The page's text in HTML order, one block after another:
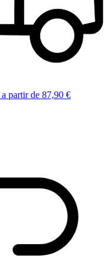
a partir de 87,90 €